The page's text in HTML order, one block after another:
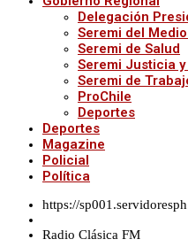
Delegación
Seremi del
Seremi de Salud
Seremi Justicia y
Seremi de
ProChile
Deportes
Deportes
Magazine
Policial
Política
https://
Radio Clásica FM